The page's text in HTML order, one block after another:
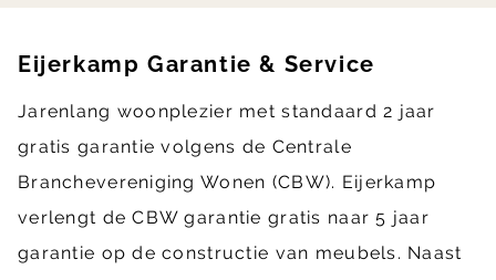
Eijerkamp Garantie & Service
Jarenlang woonplezier met standaard 2 jaar
gratis garantie volgens de Centrale
Branchevereniging Wonen (CBW). Eijerkamp
verlengt de CBW garantie gratis naar 5 jaar
garantie op de constructie van meubels. Naast